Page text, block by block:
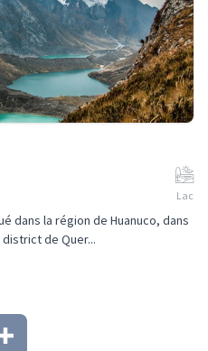
Lac
dans la région de Huanuco, dans
de Quer...